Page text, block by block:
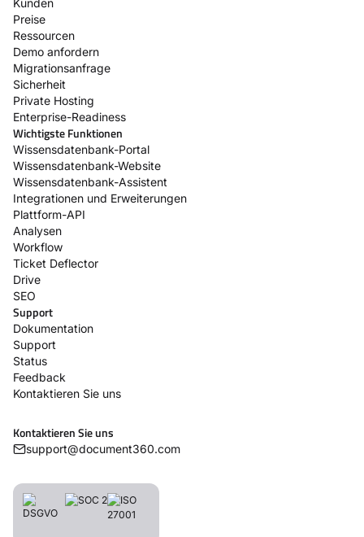
Preise
Ressourcen
Demo anfordern
Migrationsanfrage
Sicherheit
Private Hosting
Enterprise-Readiness
Wichtigste Funktionen
Wissensdatenbank-Portal
Wissensdatenbank-Website
Wissensdatenbank-Assistent
Integrationen und Erweiterungen
Plattform-API
Analysen
Workflow
Ticket Deflector
Drive
SEO
Support
Dokumentation
Support
Status
Feedback
Kontaktieren Sie uns
Kontaktieren Sie uns
support@document360.com